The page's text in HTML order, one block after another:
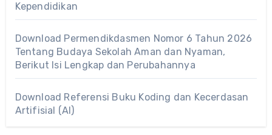
Kependidikan
Download Permendikdasmen Nomor 6 Tahun 2026
Tentang Budaya Sekolah Aman dan Nyaman,
Berikut Isi Lengkap dan Perubahannya
Download Referensi Buku Koding dan Kecerdasan
Artifisial (AI)